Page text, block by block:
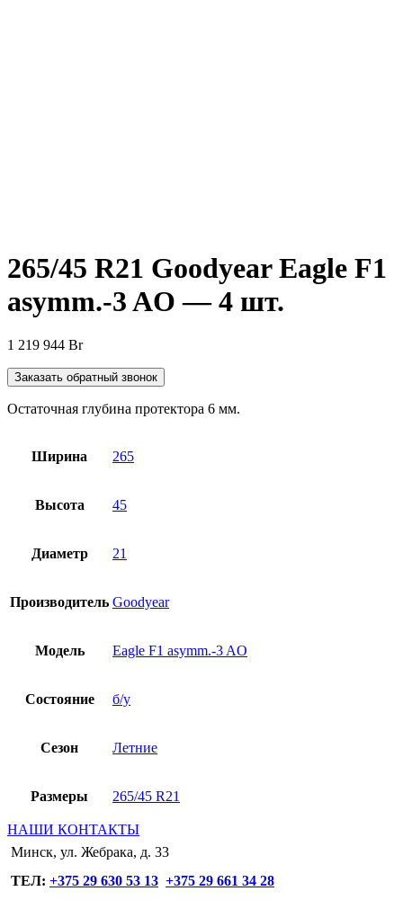
265/45 R21 Goodyear Eagle F1
asymm.-3 AO — 4 шт.
1 219 944 Br
Заказать обратный звонок
Остаточная глубина протектора 6 мм.
Ширина 265
Высота 45
Диаметр 21
Производитель Goodyear
Модель Eagle F1 asymm.-3 AO
Состояние б/у
Сезон Летние
Размеры 265/45 R21
НАШИ КОНТАКТЫ
Минск, ул. Жебрака, д. 33
ТЕЛ: +375 29 630 53 13 +375 29 661 34 28